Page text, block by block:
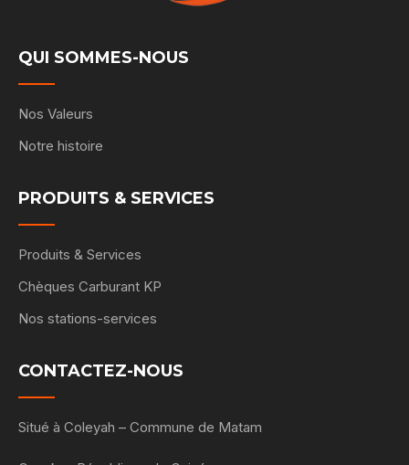
QUI SOMMES-NOUS
Nos Valeurs
Notre histoire
PRODUITS & SERVICES
Produits & Services
Chèques Carburant KP
Nos stations-services
CONTACTEZ-NOUS
Situé à Coleyah – Commune de Matam